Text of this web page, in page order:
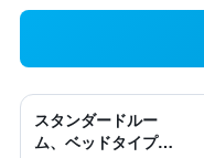
スタンダードルー
ム、ベッドタイプ情